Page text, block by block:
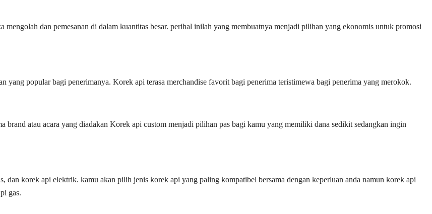
dan pemesanan di dalam kuantitas besar. perihal inilah yang membuatnya menjadi pilihan yang ekonomis untuk promosi
yang popular bagi penerimanya. Korek api terasa merchandise favorit bagi penerima teristimewa bagi penerima yang merokok.
brand atau acara yang diadakan Korek api custom menjadi pilihan pas bagi kamu yang memiliki dana sedikit sedangkan ingin
dan korek api elektrik. kamu akan pilih jenis korek api yang paling kompatibel bersama dengan keperluan anda namun korek api
gas.